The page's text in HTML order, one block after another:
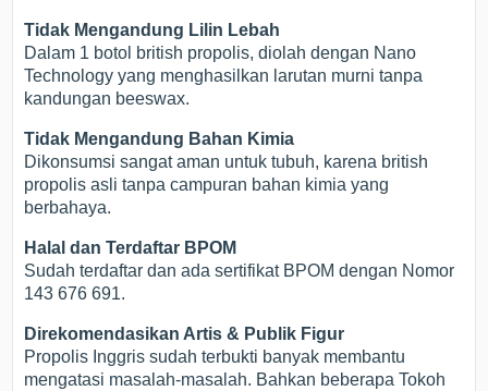
Tidak Mengandung Lilin Lebah
Dalam 1 botol british propolis, diolah dengan Nano
Technology yang menghasilkan larutan murni tanpa
kandungan beeswax.
Tidak Mengandung Bahan Kimia
Dikonsumsi sangat aman untuk tubuh, karena british
propolis asli tanpa campuran bahan kimia yang
berbahaya.
Halal dan Terdaftar BPOM
Sudah terdaftar dan ada sertifikat BPOM dengan Nomor
143 676 691.
Direkomendasikan Artis & Publik Figur
Propolis Inggris sudah terbukti banyak membantu
mengatasi masalah-masalah. Bahkan beberapa Tokoh